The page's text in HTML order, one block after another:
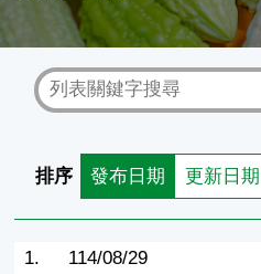
排序 發布日期 更新日期
1.
114/08/29